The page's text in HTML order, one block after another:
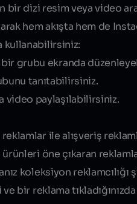
bir dizi resim veya video
hem akışta hem de
kullanabilirsiniz:
grubu ekranda
tanıtabilirsiniz.
video paylaşılabilirsiniz.
ile alışveriş
öne çıkaran
koleksiyon
bir reklama